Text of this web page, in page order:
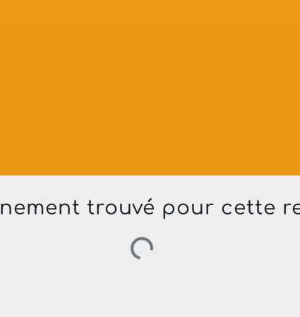
trouvé pour cette
Chargement…